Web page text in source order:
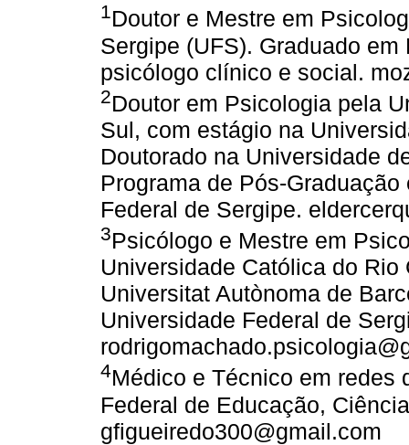
1Doutor e Mestre em
Sergipe (UFS). Graduado
psicólogo clínico e social.
2Doutor em Psicologia pela
Sul, com estágio na
Doutorado na Universidade
Programa de Pós-
Federal de Sergipe.
3Psicólogo e Mestre em
Universidade Católica do
Universitat Autònoma de
Universidade Federal de
4Médico e Técnico em redes
Federal de Educação,
gfigueiredo300@gmail.com